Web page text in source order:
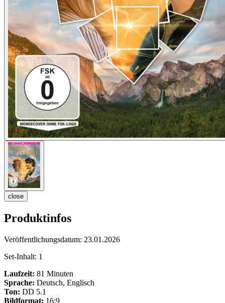
close
Produktinfos
Veröffentlichungsdatum: 23.01.2026
Set-Inhalt: 1
Laufzeit: 81 Minuten
Sprache: Deutsch, Englisch
Ton: DD 5.1
Bildformat: 16:9